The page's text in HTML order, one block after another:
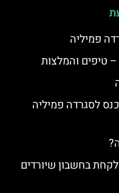
פמיליה
טיפים והמלצות
לסגרדה פמיליה
בחשבון שיורדים